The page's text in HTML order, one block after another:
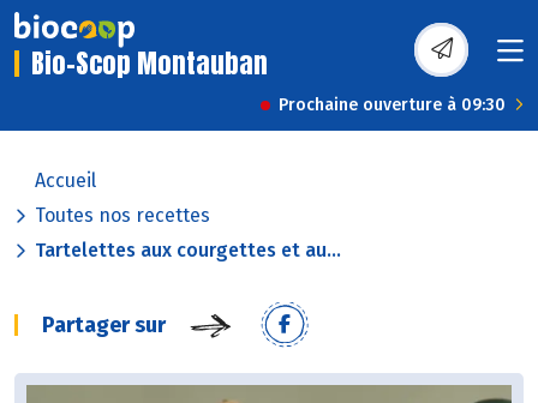
Bio-Scop Montauban
Prochaine ouverture à 09:30
Accueil
Toutes nos recettes
Tartelettes aux courgettes et au...
Partager sur